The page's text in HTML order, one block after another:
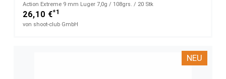
Action Extreme 9 mm Luger 7,0g / 108grs. / 20 Stk
26,10 €*1
von shoot-club GmbH
NEU